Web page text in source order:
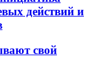
действий и
свой